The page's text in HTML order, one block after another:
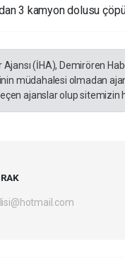
3 kamyon dolusu
(İHA), Demirören
müdahalesi olmadan
ajanslar olup sitemizin